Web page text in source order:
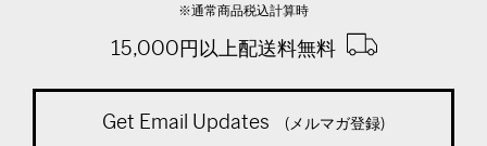
※通常商品税込計算時
15,000円以上配送料無料
Get Email Updates (メルマガ登録)